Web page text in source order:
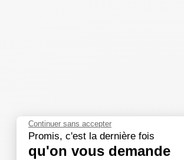
Continuer sans accepter
Promis, c'est la dernière fois
qu'on vous demande